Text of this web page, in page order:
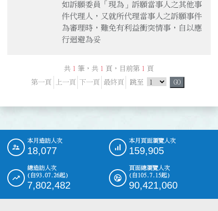
如訴願委員「現為」訴願當事人之其他事
件代理人，又就所代理當事人之訴願事件
為審理時，難免有利益衝突情事，自以應
行迴避為妥
共 1 筆，共 1 頁，目前第 1
頁
第一頁
上一頁 下一頁 最終頁 跳至 跳頁選單 GO
::: 本月造訪人次
18,077
本月頁面瀏覽人次
159,905
總造訪人次
(自93.07.26起)
7,802,482
頁面總瀏覽人次
(自105.7.15起)
90,421,060